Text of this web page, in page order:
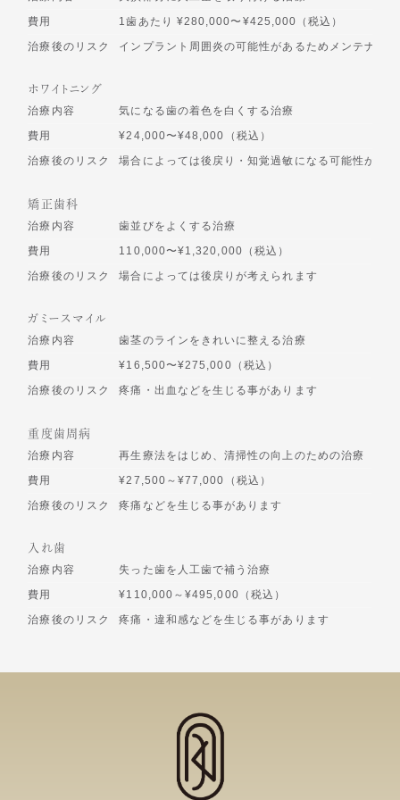
費用
1歯あたり ¥280,000〜¥425,000（税込）
治療後のリスク
インプラント周囲炎の可能性があるためメンテナン
ホワイトニング
治療内容
気になる歯の着色を白くする治療
費用
¥24,000〜¥48,000（税込）
治療後のリスク
場合によっては後戻り・知覚過敏になる可能性があ
矯正歯科
治療内容
歯並びをよくする治療
費用
110,000〜¥1,320,000（税込）
治療後のリスク
場合によっては後戻りが考えられます
ガミースマイル
治療内容
歯茎のラインをきれいに整える治療
費用
¥16,500〜¥275,000（税込）
治療後のリスク
疼痛・出血などを生じる事があります
重度歯周病
治療内容
再生療法をはじめ、清掃性の向上のための治療
費用
¥27,500～¥77,000（税込）
治療後のリスク
疼痛などを生じる事があります
入れ歯
治療内容
失った歯を人工歯で補う治療
費用
¥110,000～¥495,000（税込）
治療後のリスク
疼痛・違和感などを生じる事があります